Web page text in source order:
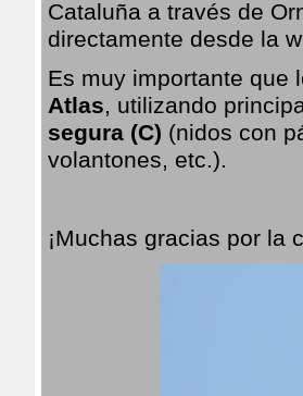
Cataluña a través de
directamente desde la
Es muy importante que
Atlas, utilizando
segura (C) (nidos con
volantones, etc.).
¡Muchas gracias por la